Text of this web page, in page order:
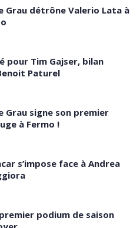
Grau détrône Valerio Lata à
pour Tim Gajser, bilan
Paturel
Grau signe son premier
à Fermo !
s’impose face à Andrea
podium de saison